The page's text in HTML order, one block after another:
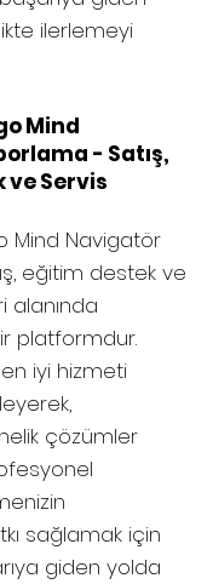
ilerlemeyi
Mind
- Satış,
ve Servis
Mind Navigatör
eğitim destek ve
alanında
platformdur.
iyi hizmeti
çözümler
sağlamak için
giden yolda